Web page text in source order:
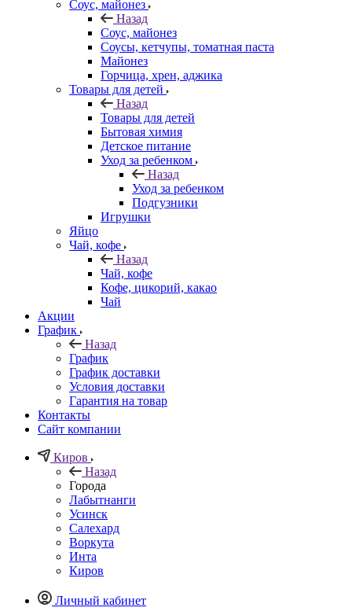
Соус, майонез
Назад
Соус, майонез
Соусы, кетчупы, томатная паста
Майонез
Горчица, хрен, аджика
Товары для детей
Назад
Товары для детей
Бытовая химия
Детское питание
Уход за ребенком
Назад
Уход за ребенком
Подгузники
Игрушки
Яйцо
Чай, кофе
Назад
Чай, кофе
Кофе, цикорий, какао
Чай
Акции
График
Назад
График
График доставки
Условия доставки
Гарантия на товар
Контакты
Сайт компании
Киров
Назад
Города
Лабытнанги
Усинск
Салехард
Воркута
Инта
Киров
Личный кабинет